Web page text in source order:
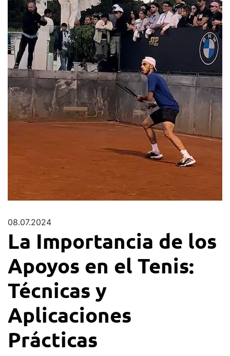
08.07.2024
La Importancia de los
Apoyos en el Tenis:
Técnicas y
Aplicaciones
Prácticas